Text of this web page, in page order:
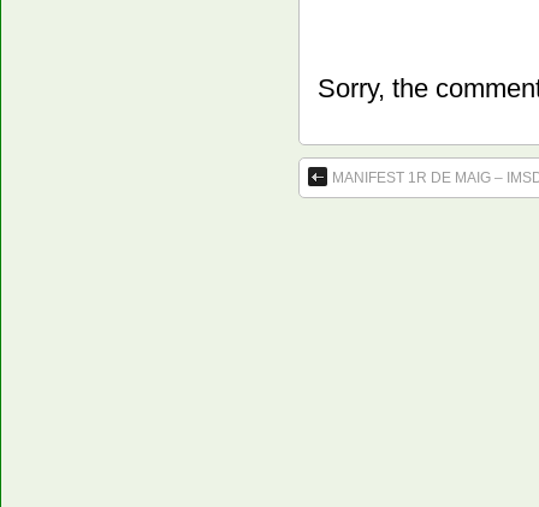
Sorry, the
MANIFEST 1R DE MAIG –